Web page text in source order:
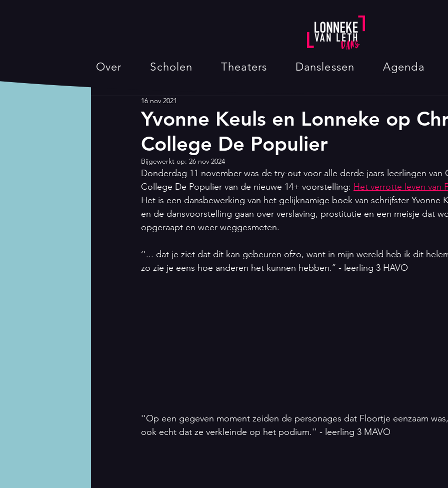
Over Scholen Theaters Danslessen Agenda
Yvonne Keuls en Lonneke op
College De Populier
16 nov 2021
Bijgewerkt op: 26 nov 2024
Donderdag 11 november was de try-out voor alle derde jaars leerlingen van
College De Populier van de nieuwe 14+ voorstelling: Het verrotte leven van
Het is een dansbewerking van het gelijknamige boek van schrijfster Yvonne
en de dansvoorstelling gaan over verslaving, prostitutie en een meisje dat
opgeraapt en weer weggesmeten.
‘’... dat je ziet dat dít kan gebeuren ofzo, want in mijn wereld heb ik dit
zo zie je eens hoe anderen het kunnen hebben.’’ - leerling 3 HAVO
''Op een gegeven moment zeiden de personages dat Floortje eenzaam
ook echt dat ze verkleinde op het podium.'' - leerling 3 MAVO